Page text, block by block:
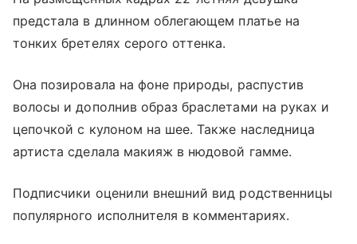
предстала в длинном облегающем платье на
тонких бретелях серого оттенка.
Она позировала на фоне природы, распустив
волосы и дополнив образ браслетами на руках и
цепочкой с кулоном на шее. Также наследница
артиста сделала макияж в нюдовой гамме.
Подписчики оценили внешний вид родственницы
популярного исполнителя в комментариях.